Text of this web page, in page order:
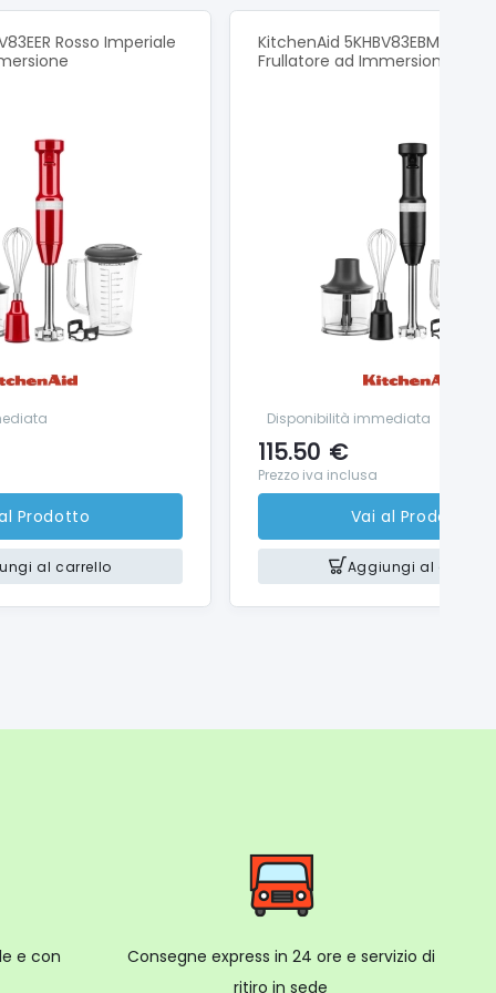
Rosso Imperiale
Prodotto
al carrello
KitchenAid 5KHBV83EBM Nero
Frullatore ad Immersione
Disponibilità immediata
115.50 €
Prezzo iva inclusa
Vai al Prodotto
Aggiungi al carrello
e con
Consegne express in 24 ore e servizio di
ritiro in sede